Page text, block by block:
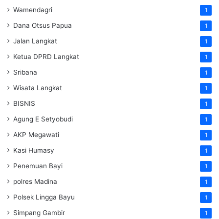
Wamendagri 1
Dana Otsus Papua 1
Jalan Langkat 1
Ketua DPRD Langkat 1
Sribana 1
Wisata Langkat 1
BISNIS 1
Agung E Setyobudi 1
AKP Megawati 1
Kasi Humasy 1
Penemuan Bayi 1
polres Madina 1
Polsek Lingga Bayu 1
Simpang Gambir 1